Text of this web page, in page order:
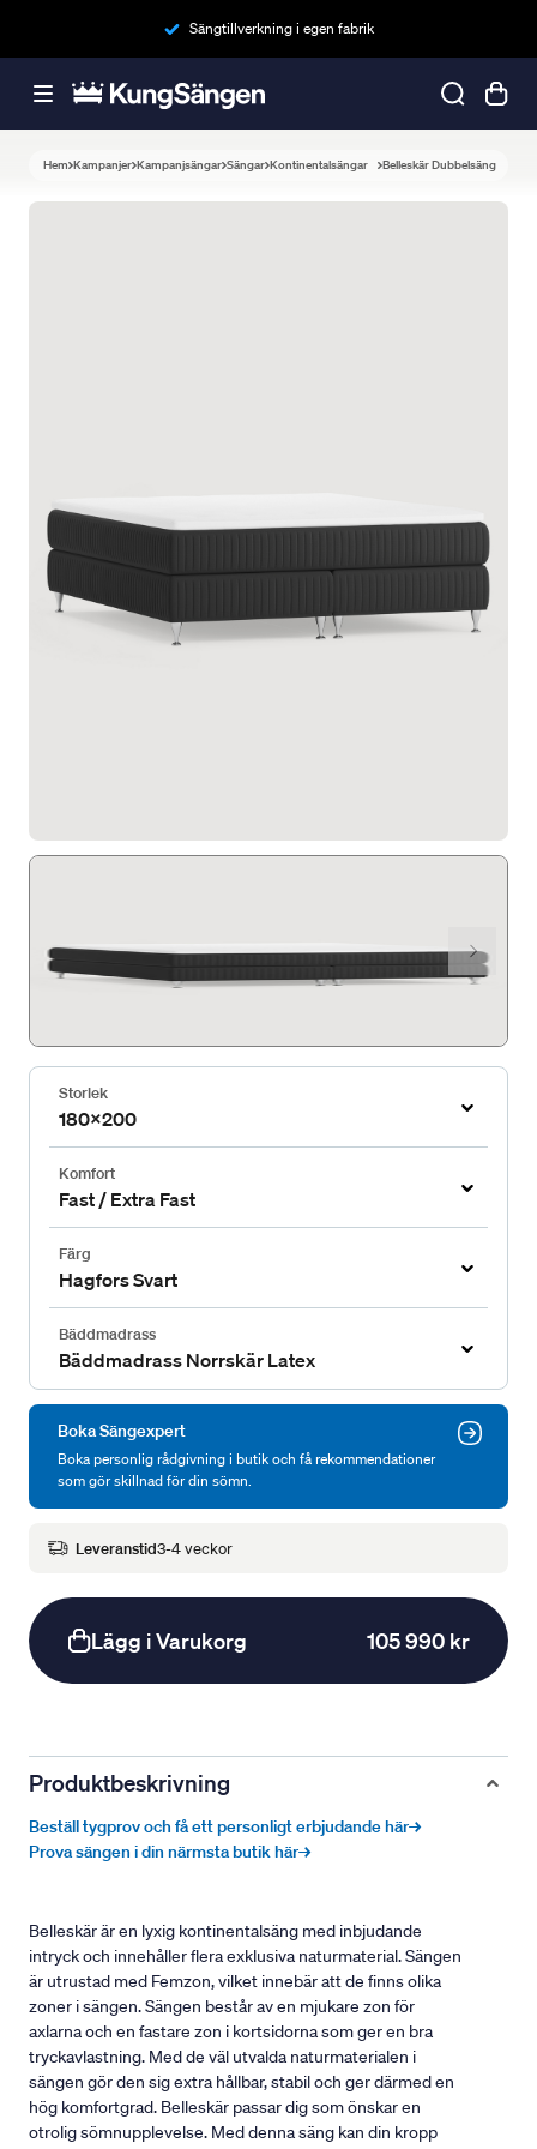
Sängtillverkning i egen fabrik
Hem Kampanjer Kampanjsängar Sängar Kontinentalsängar Belleskär Dubbelsäng
Storlek
180x200
Komfort
Fast / Extra Fast
Färg
Hagfors Svart
Bäddmadrass
Bäddmadrass Norrskär Latex
Boka Sängexpert
Boka personlig rådgivning i butik och få rekommendationer
som gör skillnad för din sömn.
Leveranstid3-4 veckor
Lägg i Varukorg 105 990 kr
Produktbeskrivning
Beställ tygprov och få ett personligt erbjudande här→
Prova sängen i din närmsta butik här→
Belleskär är en lyxig kontinentalsäng med inbjudande
intryck och innehåller flera exklusiva naturmaterial. Sängen
är utrustad med Femzon, vilket innebär att de finns olika
zoner i sängen. Sängen består av en mjukare zon för
axlarna och en fastare zon i kortsidorna som ger en bra
tryckavlastning. Med de väl utvalda naturmaterialen i
sängen gör den sig extra hållbar, stabil och ger därmed en
hög komfortgrad. Belleskär passar dig som önskar en
otrolig sömnupplevelse. Med denna säng kan din kropp